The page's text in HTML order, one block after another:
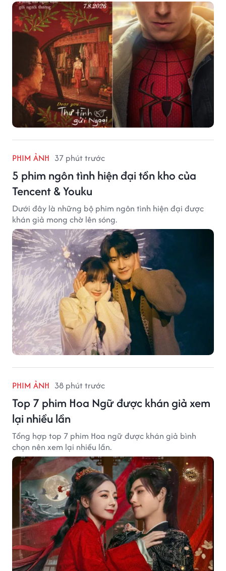
PHIM ẢNH 37 phút trước
5 phim ngôn tình hiện đại tồn kho của
Tencent & Youku
Dưới đây là những bộ phim ngôn tình hiện đại được
khán giả mong chờ lên sóng.
PHIM ẢNH 38 phút trước
Top 7 phim Hoa Ngữ được khán giả xem
lại nhiều lần
Tổng hợp top 7 phim Hoa ngữ được khán giả bình
chọn nên xem lại nhiều lần.